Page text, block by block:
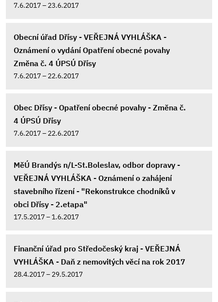
7.6.2017 – 23.6.2017
Obecní úřad Dřísy - VEŘEJNÁ VYHLÁŠKA -
Oznámení o vydání Opatření obecné povahy
Změna č. 4 ÚPSÚ Dřísy
7.6.2017 – 22.6.2017
Obec Dřísy - Opatření obecné povahy - Změna č.
4 ÚPSÚ Dřísy
7.6.2017 – 22.6.2017
MěÚ Brandýs n/L-St.Boleslav, odbor dopravy -
VEŘEJNÁ VYHLÁŠKA - Oznámení o zahájení
stavebního řízení - "Rekonstrukce chodníků v
obci Dřísy - 2.etapa"
17.5.2017 – 1.6.2017
Finanční úřad pro Středočeský kraj - VEŘEJNÁ
VYHLÁŠKA - Daň z nemovitých věcí na rok 2017
28.4.2017 – 29.5.2017